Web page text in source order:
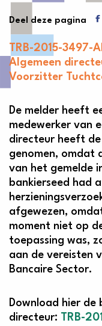
Nieuws
Contact
Deel deze pagina
TRB-2015-3497-
Algemeen
Voorzitter
De melder heeft
medewerker van
directeur heeft de
genomen, omdat
van het gemelde
bankierseed had
afgewezen,
moment niet op
toepassing was,
aan de vereisten
Bancaire Sector.
Download hier de
directeur: TRB-